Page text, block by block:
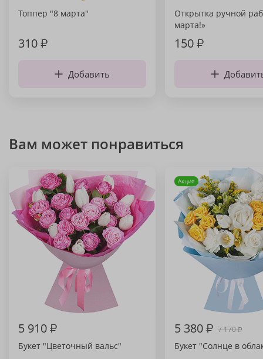
Топпер "8 марта"
310₽
Добавить
Открытка ручной
марта!»
150₽
Вам может понравиться
5 910₽
Букет "Цветочный вальс"
Акция
5 380₽ 7 170₽
Букет "Солнце в